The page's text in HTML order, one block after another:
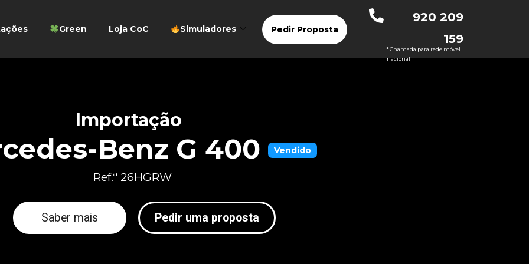
Green Loja CoC Simuladores Pedir Proposta
920 209
159
* Chamada para rede móvel
nacional
Importação
Benz G 400 Vendido
Ref.ª 26HGRW
Saber mais Pedir uma proposta